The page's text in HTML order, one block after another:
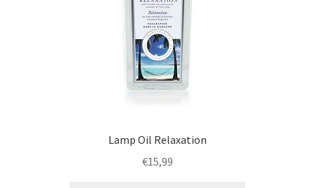
Lamp Oil Relaxation
€15,99